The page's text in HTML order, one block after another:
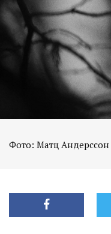
Фото: Матц Андерссон